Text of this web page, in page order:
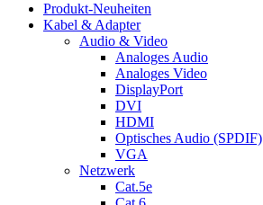
Produkt-Neuheiten
Kabel & Adapter
Audio & Video
Analoges Audio
Analoges Video
DisplayPort
DVI
HDMI
Optisches Audio (SPDIF)
VGA
Netzwerk
Cat.5e